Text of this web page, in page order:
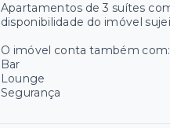
Apartamentos de 3 suítes
disponibilidade do imóvel
O imóvel conta também com:
Bar
Lounge
Segurança